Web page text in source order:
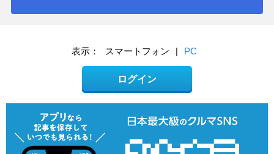
表示： スマートフォン | PC
ログイン